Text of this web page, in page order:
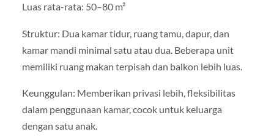
Luas rata-rata: 50–80 m²
Struktur: Dua kamar tidur, ruang tamu, dapur, dan
kamar mandi minimal satu atau dua. Beberapa unit
memiliki ruang makan terpisah dan balkon lebih luas.
Keunggulan: Memberikan privasi lebih, fleksibilitas
dalam penggunaan kamar, cocok untuk keluarga
dengan satu anak.